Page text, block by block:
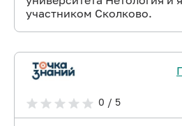
участником Сколково.
0 / 5